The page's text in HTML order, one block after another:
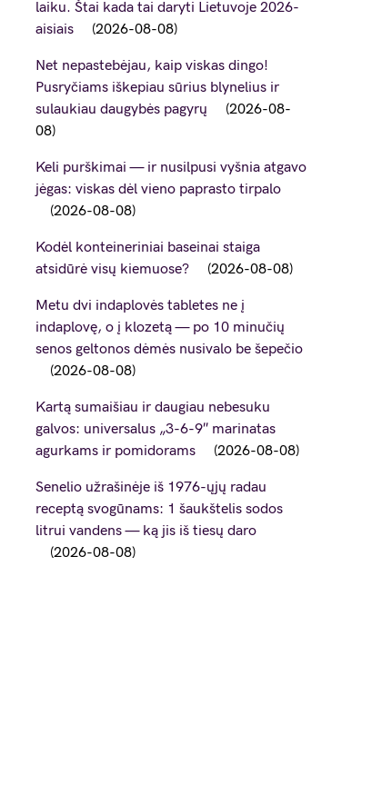
laiku. Štai kada tai daryti Lietuvoje 2026-
aisiais
2026-08-08
Net nepastebėjau, kaip viskas dingo!
Pusryčiams iškepiau sūrius blynelius ir
sulaukiau daugybės pagyrų
2026-08-
08
Keli purškimai — ir nusilpusi vyšnia atgavo
jėgas: viskas dėl vieno paprasto tirpalo
2026-08-08
Kodėl konteineriniai baseinai staiga
atsidūrė visų kiemuose?
2026-08-08
Metu dvi indaplovės tabletes ne į
indaplovę, o į klozetą — po 10 minučių
senos geltonos dėmės nusivalo be šepečio
2026-08-08
Kartą sumaišiau ir daugiau nebesuku
galvos: universalus „3-6-9″ marinatas
agurkams ir pomidorams
2026-08-08
Senelio užrašinėje iš 1976-ųjų radau
receptą svogūnams: 1 šaukštelis sodos
litrui vandens — ką jis iš tiesų daro
2026-08-08